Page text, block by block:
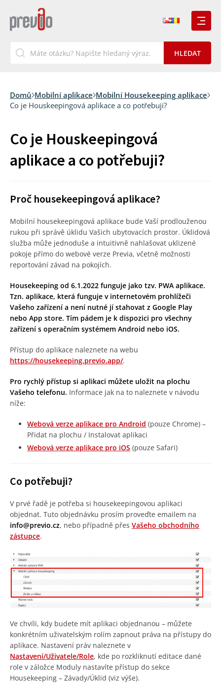
Domů Mobilní aplikace Mobilní Housekeeping aplikace
Co je Houskeepingová aplikace a co potřebuji?
Co je Houskeepingová
aplikace a co potřebuji?
Proč housekeepingová aplikace?
Mobilní housekeepingová aplikace bude Vaší prodlouženou
rukou při správě úklidu Vašich ubytovacích prostor. Úklidová
služba může jednoduše a intuitivně nahlašovat uklizené
pokoje přímo do webové verze Previa, včetně možnosti
reportování závad na pokojích.
Housekeeping od 6.1.2022 funguje jako tzv. PWA aplikace.
Tzn. aplikace, která funguje v internetovém prohlížeči
Vašeho zařízení a není nutné jí stahovat z Google Play
nebo App store. Tím pádem je k dispozici pro všechny
zařízení s operačním systémem Android nebo iOS.
Přístup do aplikace naleznete na webu
https://housekeeping.previo.app/.
Pro rychlý přístup si aplikaci můžete uložit na plochu
Vašeho telefonu. Informace jak na to naleznete v návodu
níže:
Webová verze aplikace pro Android (pouze Chrome) –
Přidat na plochu / Instalovat aplikaci
Webová verze aplikace pro iOS (pouze Safari)
Co potřebuji?
V prvé řadě je potřeba si housekeepingovou aplikaci
objednat. Tuto objednávku prosím proveďte emailem na
info@previo.cz, nebo případně přes Vašeho obchodního
zástupce.
Ve chvíli, kdy budete mít aplikaci objednanou – můžete
konkrétním uživatelským rolím zapnout práva na přístupy do
aplikace. Nastavení práv naleznete v
Nastavení/Uživatele/Role, kde po rozkliknutí editace dané
role v záložce Moduly nastavíte přístup do sekce
Housekeeping – Závady/Úklid (viz výše).